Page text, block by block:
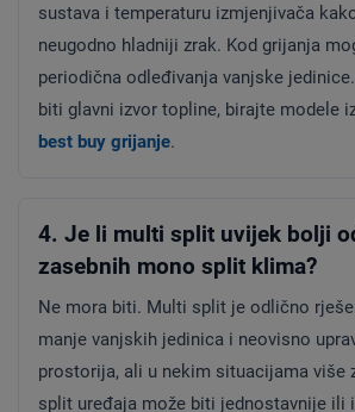
sustava i temperaturu izmjenjivača
neugodno hladniji zrak. Kod grijanja
periodična odleđivanja vanjske
biti glavni izvor topline, birajte modele
best buy grijanje.
4. Je li multi split uvijek bolji
zasebnih mono split klima?
Ne mora biti. Multi split je odlično
manje vanjskih jedinica i neovisno
prostorija, ali u nekim situacijama više
split uređaja može biti jednostavnije ili